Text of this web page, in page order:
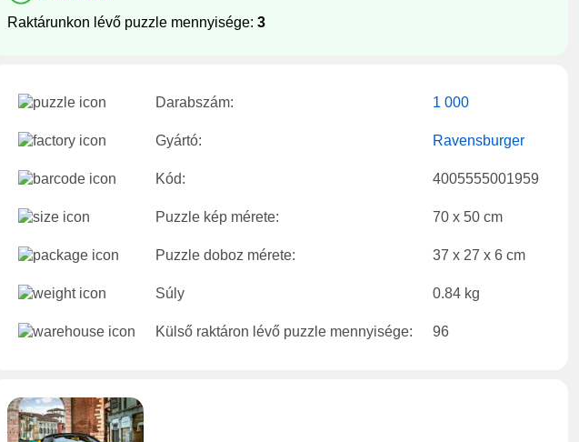
Raktárunkon lévő puzzle mennyisége: 3
Darabszám: 1 000
Gyártó: Ravensburger
Kód: 4005555001959
Puzzle kép mérete: 70 x 50 cm
Puzzle doboz mérete: 37 x 27 x 6 cm
Súly 0.84 kg
Külső raktáron lévő puzzle mennyisége: 96